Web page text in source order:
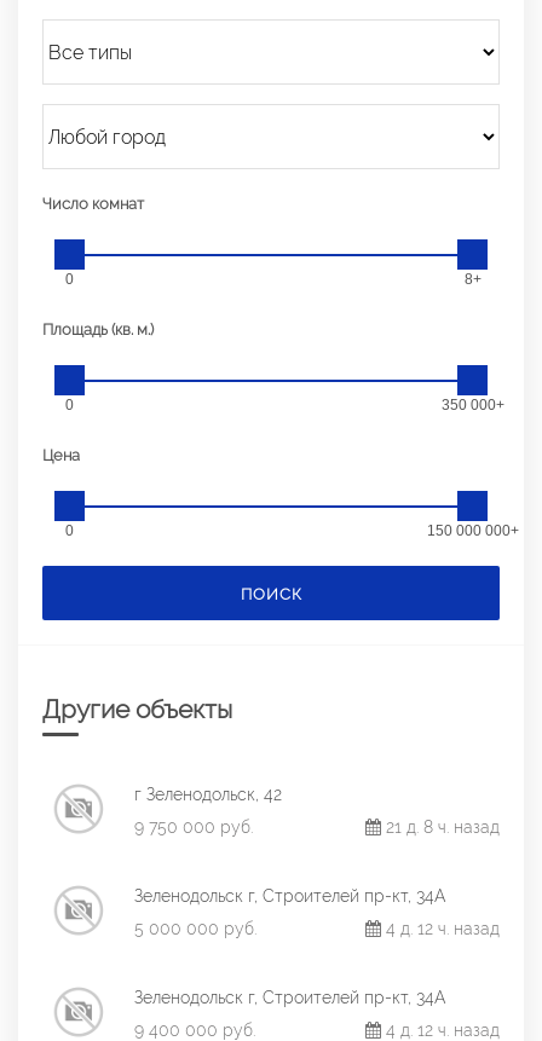
Число комнат
0 8+
Площадь (кв. м.)
0 350 000+
Цена
0 150 000 000+
ПОИСК
Другие объекты
г Зеленодольск, 42
9 750 000 руб.
21 д. 8 ч. назад
Зеленодольск г, Строителей пр-кт, 34А
5 000 000 руб.
4 д. 12 ч. назад
Зеленодольск г, Строителей пр-кт, 34А
9 400 000 руб.
4 д. 12 ч. назад